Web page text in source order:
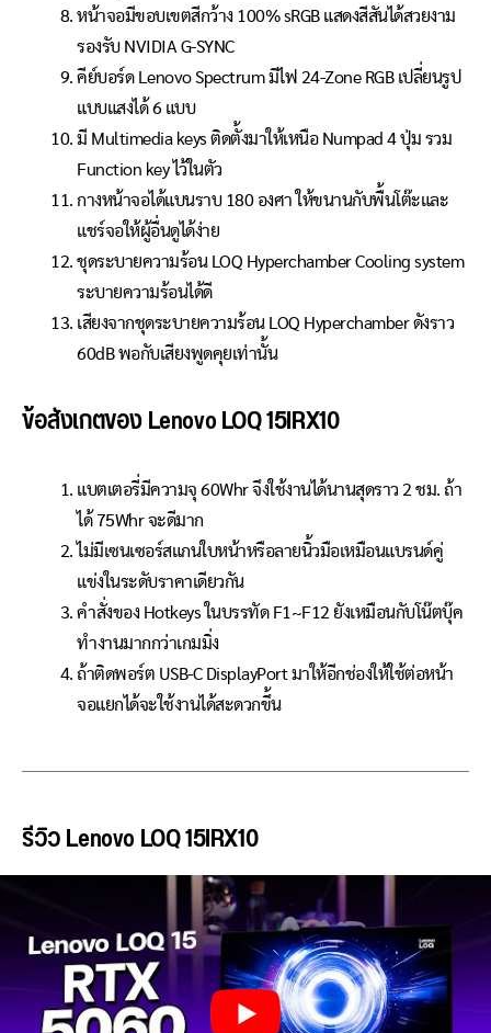
หน้าจอมีขอบเขตสีกว้าง 100% sRGB แสดงสีสันได้สวยงาม
รองรับ NVIDIA G-SYNC
คีย์บอร์ด Lenovo Spectrum มีไฟ 24-Zone RGB เปลี่ยนรูป
แบบแสงได้ 6 แบบ
มี Multimedia keys ติดตั้งมาให้เหนือ Numpad 4 ปุ่ม รวม
Function key ไว้ในตัว
กางหน้าจอได้แบนราบ 180 องศา ให้ขนานกับพื้นโต๊ะและ
แชร์จอให้ผู้อื่นดูได้ง่าย
ชุดระบายความร้อน LOQ Hyperchamber Cooling system
ระบายความร้อนได้ดี
เสียงจากชุดระบายความร้อน LOQ Hyperchamber ดังราว
60dB พอกับเสียงพูดคุยเท่านั้น
ข้อสังเกตของ Lenovo LOQ 15IRX10
แบตเตอรี่มีความจุ 60Whr จึงใช้งานได้นานสุดราว 2 ชม. ถ้า
ได้ 75Whr จะดีมาก
ไม่มีเซนเซอร์สแกนใบหน้าหรือลายนิ้วมือเหมือนแบรนด์คู่
แข่งในระดับราคาเดียวกัน
คำสั่งของ Hotkeys ในบรรทัด F1~F12 ยังเหมือนกับโน๊ตบุ๊ค
ทำงานมากกว่าเกมมิ่ง
ถ้าติดพอร์ต USB-C DisplayPort มาให้อีกช่องให้ใช้ต่อหน้า
จอแยกได้จะใช้งานได้สะดวกขึ้น
รีวิว Lenovo LOQ 15IRX10